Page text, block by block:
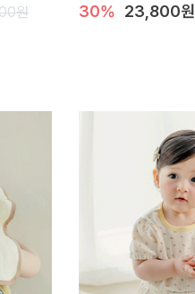
원 30% 23,800원